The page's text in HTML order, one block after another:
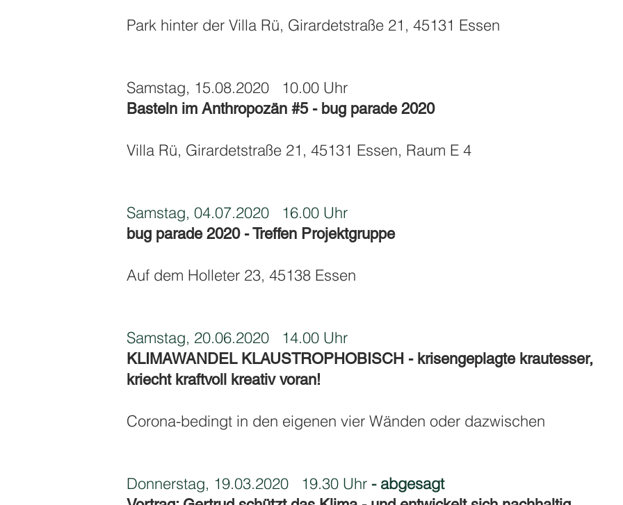
Park hinter der Villa Rü, Girardetstraße 21, 45131 Essen
Samstag, 15.08.2020 10.00 Uhr
Basteln im Anthropozän #5 - bug parade 2020
Villa Rü, Girardetstraße 21, 45131 Essen, Raum E 4
Samstag, 04.07.2020 16.00 Uhr
bug parade 2020 - Treffen Projektgruppe
Auf dem Holleter 23, 45138 Essen
Samstag, 20.06.2020 14.00 Uhr
KLIMAWANDEL KLAUSTROPHOBISCH - krisengeplagte krautesser,
kriecht kraftvoll kreativ voran!
Corona-bedingt in den eigenen vier Wänden oder dazwischen
Donnerstag, 19.03.2020 19.30 Uhr - abgesagt